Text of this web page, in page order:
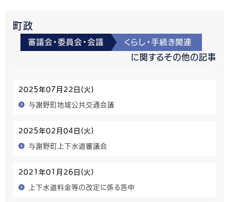
町政
審議会・委員会・会議 くらし・手続き関連
に関するその他の記事
2025年07月22日(火)
与謝野町地域公共交通会議
2025年02月04日(火)
与謝野町上下水道審議会
2021年01月26日(火)
上下水道料金等の改定に係る答申